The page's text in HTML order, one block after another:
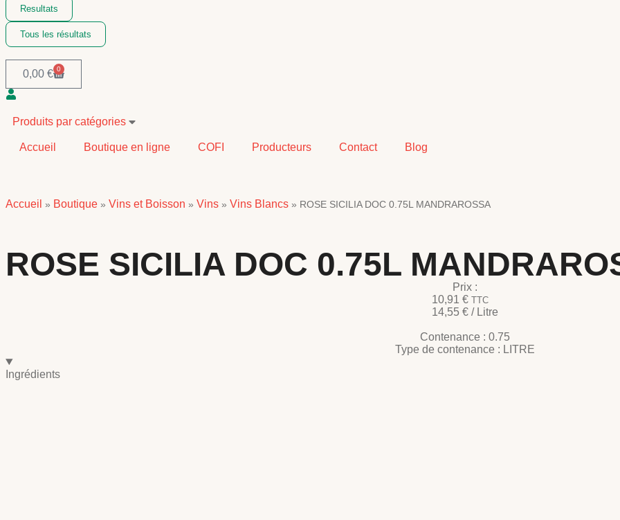
Resultats
Tous les résultats
0,00 € 0
Produits par catégories
Accueil Boutique en ligne COFI Producteurs Contact Blog
Accueil » Boutique » Vins et Boisson » Vins » Vins Blancs » ROSE SICILIA DOC 0.75L MANDRAROSSA
ROSE SICILIA DOC 0.75L
Prix :
10,91 € TTC
14,55 € / Litre
Contenance : 0.75
Type de contenance : LITRE
Ingrédients